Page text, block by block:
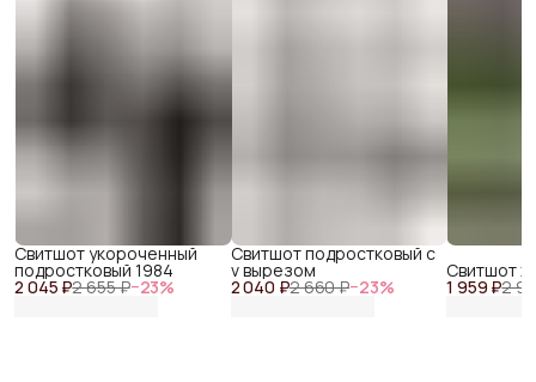
2 045 ₽2 655 ₽−23%
Свитшот укороченный
подростковый 1984
2 040 ₽2 660 ₽−23%
Свитшот подростковый с
v вырезом
1 959 ₽2
Свитшот